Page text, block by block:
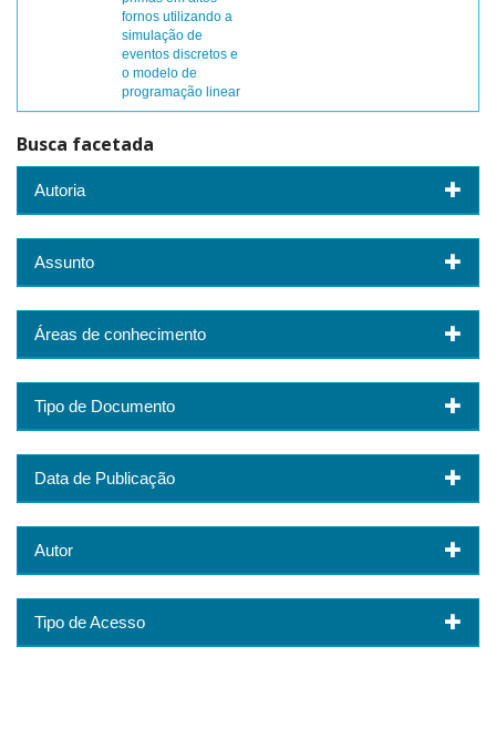
fornos utilizando a
simulação de
eventos discretos e
o modelo de
programação linear
Busca facetada
Autoria
Assunto
Áreas de conhecimento
Tipo de Documento
Data de Publicação
Autor
Tipo de Acesso